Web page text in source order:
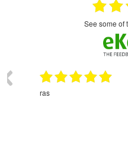
see some
ras